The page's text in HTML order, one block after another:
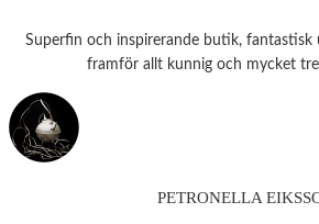
Superfin och inspirerande butik, fantastisk
framför allt kunnig och mycket
PETRONELLA